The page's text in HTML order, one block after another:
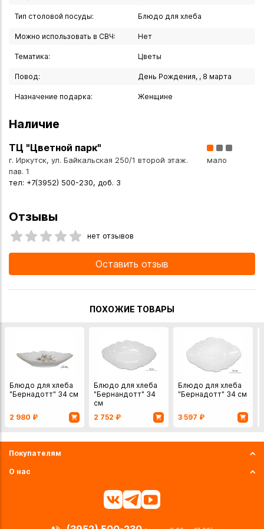
Тип столовой посуды: Блюдо для хлеба
Можно использовать в СВЧ: Нет
Тематика: Цветы
Повод: День Рождения, , 8 марта
Назначение подарка: Женщине
Наличие
ТЦ "Цветной парк"
г. Иркутск, ул. Байкальская 250/1 второй этаж.
пав. 1
тел: +7(3952) 500-230, доб. 3
мало
Отзывы
нет отзывов
Оставить отзыв
ПОХОЖИЕ ТОВАРЫ
Блюдо для хлеба
"Бернадотт" 34 см
2 980 ₽
Блюдо для хлеба
"Бернандотт" 34
см
2 752 ₽
Блюдо для хлеба
"Бернадотт" 34 см
3 597 ₽
Покупателям
О нас